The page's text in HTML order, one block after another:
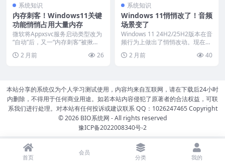
系统知识
内存刺客！Windows11关键
功能悄悄占用大量内存
微软将Appxsvc服务启动类型改为
“自动”后，又一“内存刺客”被揪
2 月前 26
系统知识
Windows 11悄悄改了！音频
场景变了
Windows 11 24H2/25H2版本在音
频行为上做出了悄悄改动。现在，
2 月前 40
本站分享的系统仅为个人学习测试使用，内容均来自互联网，请在下载后24小时
内删除，不得用于任何商业用途。如若本站内容侵犯了原著者的合法权益，可联
系我们进行处理。对本站有任何投诉或建议联系 QQ：1026247465 Copyright
© 2026 BIO系统网 - All rights reserved
豫ICP备2022008340号-2
首页
会员
分类 我的